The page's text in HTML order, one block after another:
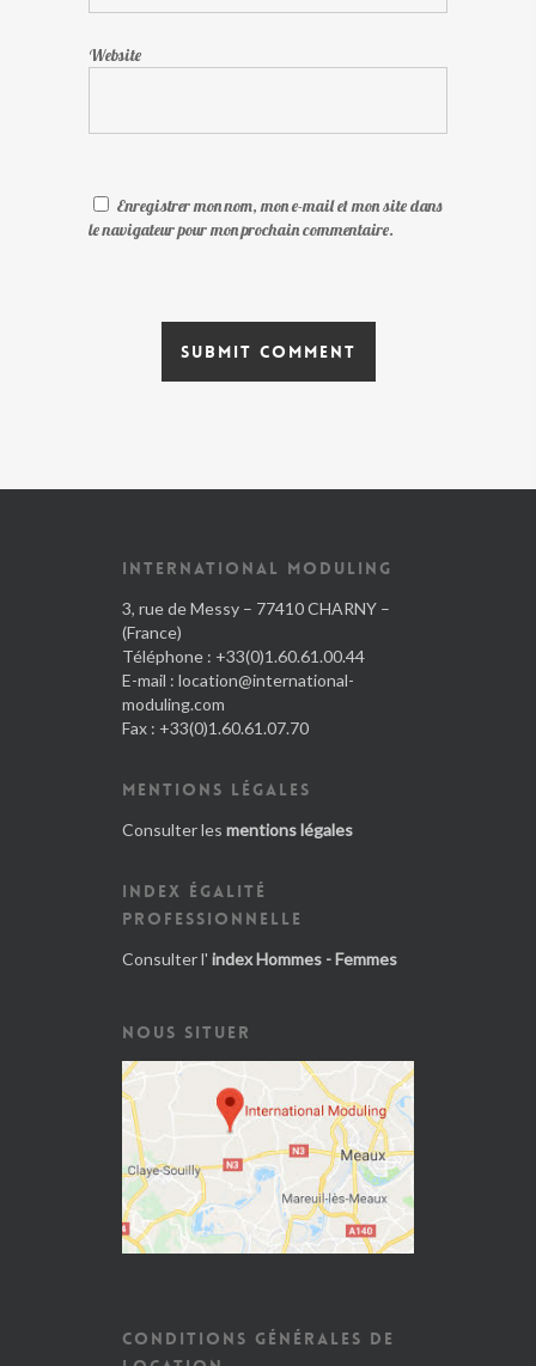
Website
Enregistrer mon nom, mon e-mail et mon site dans
le navigateur pour mon prochain commentaire.
INTERNATIONAL MODULING
3, rue de Messy – 77410 CHARNY –
(France)
Téléphone : +33(0)1.60.61.00.44
E-mail : location@international-
moduling.com
Fax : +33(0)1.60.61.07.70
MENTIONS LÉGALES
Consulter les mentions légales
INDEX ÉGALITÉ
PROFESSIONNELLE
Consulter l' index Hommes - Femmes
NOUS SITUER
CONDITIONS GÉNÉRALES DE